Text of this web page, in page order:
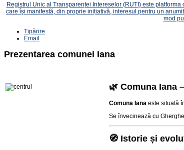
Registrul Unic al Transparenței Intereselor (RUTI) este
care își manifestă, din proprie inițiativă, interesul pentru un
mod
Tipărire
Email
Prezentarea comunei Iana
🌿 Comuna Iana
Comuna Iana este situată
Se învecinează cu
🧭 Istorie și